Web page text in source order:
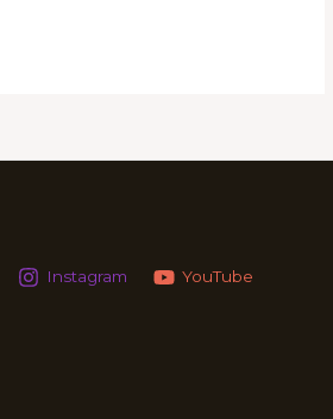
Instagram YouTube